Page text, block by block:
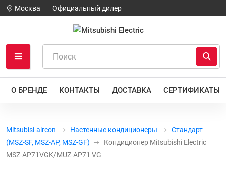
Москва Официальный дилер
О БРЕНДЕ КОНТАКТЫ ДОСТАВКА СЕРТИФИКАТЫ
Mitsubisi-aircon Настенные кондиционеры
Стандарт
(MSZ-SF, MSZ-AP, MSZ-GF)
Кондиционер Mitsubishi Electric
MSZ-AP71VGK/MUZ-AP71 VG